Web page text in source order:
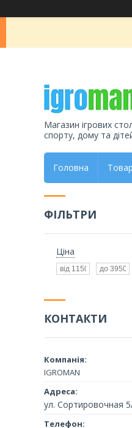
Магазин ігрових
спорту, дому та
Головна
ФІЛЬТРИ
Ціна
КОНТАКТИ
IGROMAN
ул. Сортировочная